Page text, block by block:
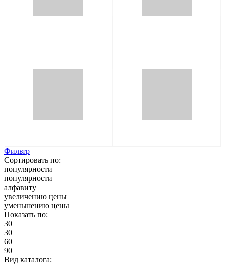
Фильтр
Сортировать по:
популярности
популярности
алфавиту
увеличению цены
уменьшению цены
Показать по:
30
30
60
90
Вид каталога: